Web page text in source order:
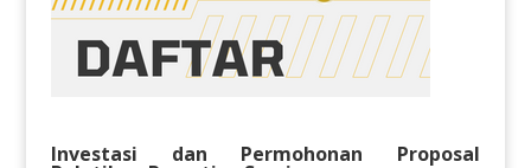
Investasi dan Permohonan Proposal